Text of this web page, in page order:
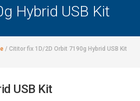
Hybrid USB Kit
/ Cititor fix 1D/2D Orbit 7190g Hybrid USB Kit
USB Kit